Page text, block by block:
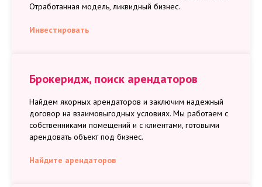
Отработанная модель, ликвидный бизнес.
Инвестировать
Брокеридж, поиск арендаторов
Найдем якорных арендаторов и заключим надежный
договор на взаимовыгодных условиях. Мы работаем с
собственниками помещений и с клиентами, готовыми
арендовать объект под бизнес.
Найдите арендаторов